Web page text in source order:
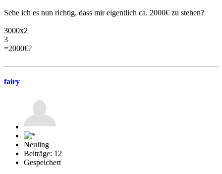
Sehe ich es nun richtig, dass mir eigentlich ca. 2000€ zu stehen?
3000x2
3
=2000€?
fairy
Neuling
Beiträge: 12
Gespeichert